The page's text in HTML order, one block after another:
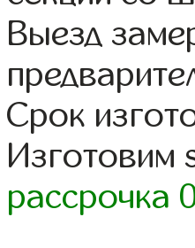
Выезд
Срок
рассрочка